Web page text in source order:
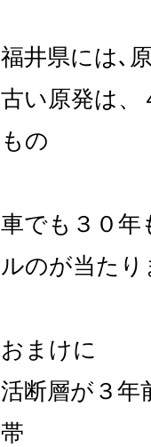
福井県には､
古い原発は
もの
車でも３０年
ルのが当た
おまけに
活断層が３
帯